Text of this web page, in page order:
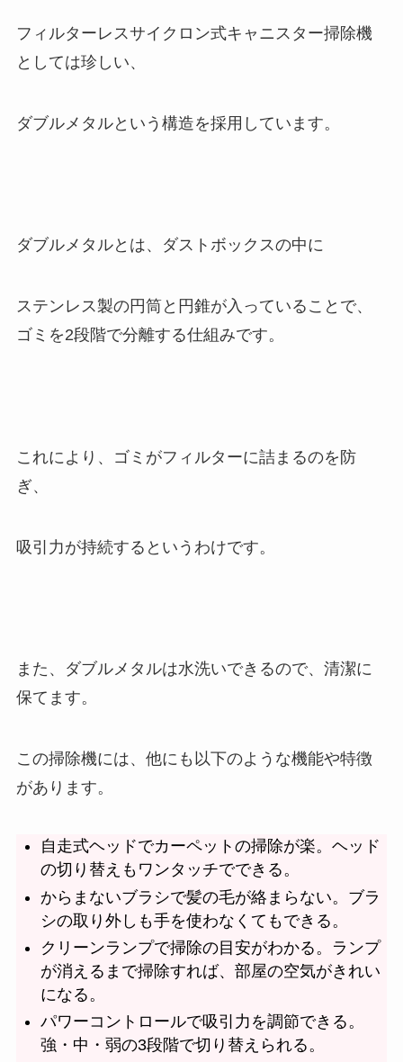
フィルターレスサイクロン式キャニスター掃除機
としては珍しい、
ダブルメタルという構造を採用しています。
ダブルメタルとは、ダストボックスの中に
ステンレス製の円筒と円錐が入っていることで、
ゴミを2段階で分離する仕組みです。
これにより、ゴミがフィルターに詰まるのを防
ぎ、
吸引力が持続するというわけです。
また、ダブルメタルは水洗いできるので、清潔に
保てます。
この掃除機には、他にも以下のような機能や特徴
があります。
自走式ヘッドでカーペットの掃除が楽。ヘッド
の切り替えもワンタッチでできる。
からまないブラシで髪の毛が絡まらない。ブラ
シの取り外しも手を使わなくてもできる。
クリーンランプで掃除の目安がわかる。ランプ
が消えるまで掃除すれば、部屋の空気がきれい
になる。
パワーコントロールで吸引力を調節できる。
強・中・弱の3段階で切り替えられる。